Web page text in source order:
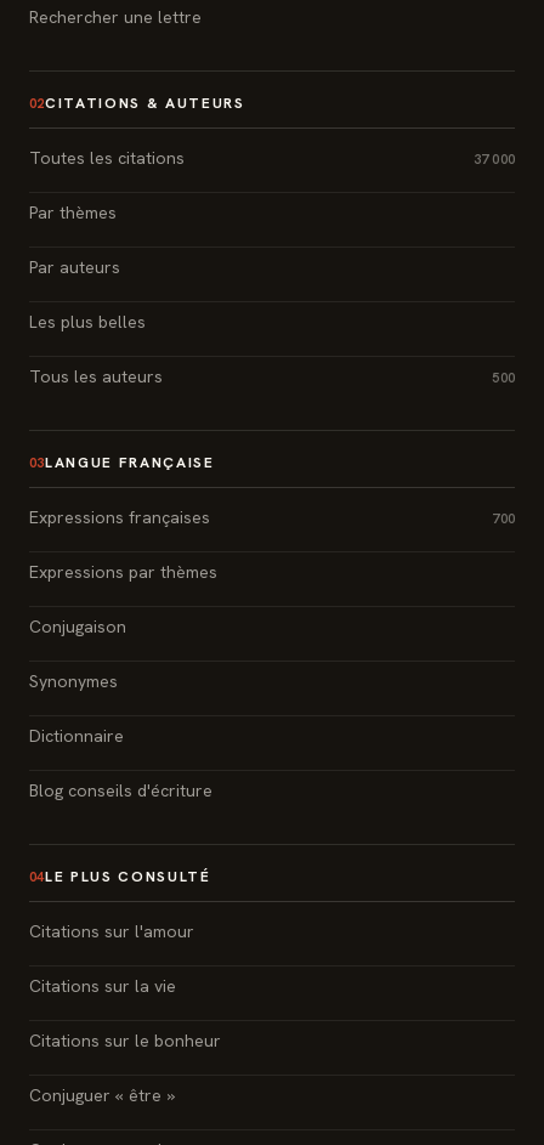
Rechercher une lettre
02CITATIONS & AUTEURS
Toutes les citations 37 000
Par thèmes
Par auteurs
Les plus belles
Tous les auteurs 500
03LANGUE FRANÇAISE
Expressions françaises 700
Expressions par thèmes
Conjugaison
Synonymes
Dictionnaire
Blog conseils d'écriture
04LE PLUS CONSULTÉ
Citations sur l'amour
Citations sur la vie
Citations sur le bonheur
Conjuguer « être »